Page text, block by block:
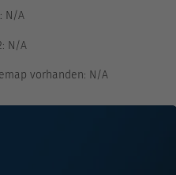
N/A
N/A
vorhanden: N/A